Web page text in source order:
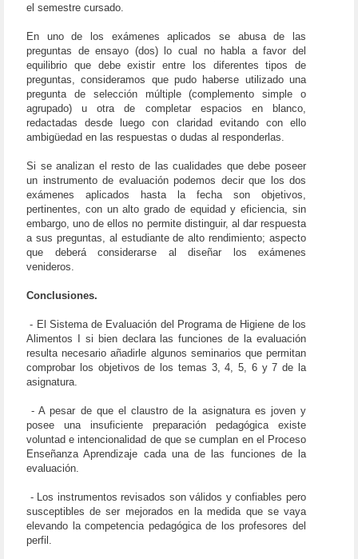
el semestre cursado.
En uno de los exámenes aplicados se abusa de las
preguntas de ensayo (dos) lo cual no habla a favor del
equilibrio que debe existir entre los diferentes tipos de
preguntas, consideramos que pudo haberse utilizado una
pregunta de selección múltiple (complemento simple o
agrupado) u otra de completar espacios en blanco,
redactadas desde luego con claridad evitando con ello
ambigüedad en las respuestas o dudas al responderlas.
Si se analizan el resto de las cualidades que debe poseer
un instrumento de evaluación podemos decir que los dos
exámenes aplicados hasta la fecha son objetivos,
pertinentes, con un alto grado de equidad y eficiencia, sin
embargo, uno de ellos no permite distinguir, al dar respuesta
a sus preguntas, al estudiante de alto rendimiento; aspecto
que deberá considerarse al diseñar los exámenes
venideros.
Conclusiones.
- El Sistema de Evaluación del Programa de Higiene de los
Alimentos I si bien declara las funciones de la evaluación
resulta necesario añadirle algunos seminarios que permitan
comprobar los objetivos de los temas 3, 4, 5, 6 y 7 de la
asignatura.
- A pesar de que el claustro de la asignatura es joven y
posee una insuficiente preparación pedagógica existe
voluntad e intencionalidad de que se cumplan en el Proceso
Enseñanza Aprendizaje cada una de las funciones de la
evaluación.
- Los instrumentos revisados son válidos y confiables pero
susceptibles de ser mejorados en la medida que se vaya
elevando la competencia pedagógica de los profesores del
perfil.